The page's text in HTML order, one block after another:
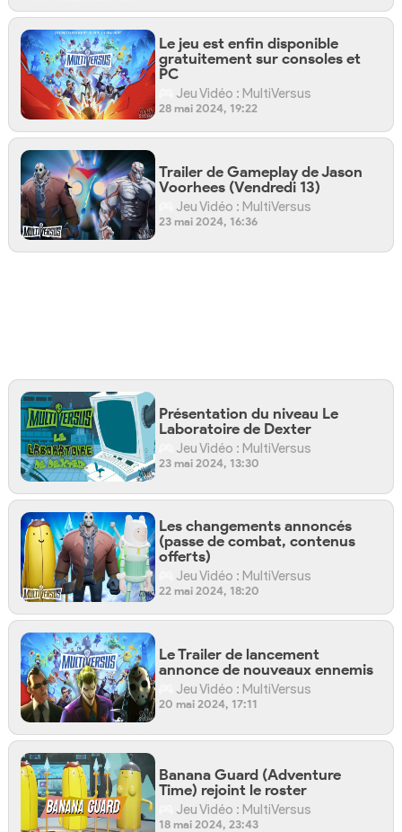
Le jeu est enfin disponible
gratuitement sur consoles et
PC
Jeu Vidéo : MultiVersus
28 mai 2024, 19:22
Trailer de Gameplay de Jason
Voorhees (Vendredi 13)
Jeu Vidéo : MultiVersus
23 mai 2024, 16:36
Présentation du niveau Le
Laboratoire de Dexter
Jeu Vidéo : MultiVersus
23 mai 2024, 13:30
Les changements annoncés
(passe de combat, contenus
offerts)
Jeu Vidéo : MultiVersus
22 mai 2024, 18:20
Le Trailer de lancement
annonce de nouveaux ennemis
Jeu Vidéo : MultiVersus
20 mai 2024, 17:11
Banana Guard (Adventure
Time) rejoint le roster
Jeu Vidéo : MultiVersus
18 mai 2024, 23:43